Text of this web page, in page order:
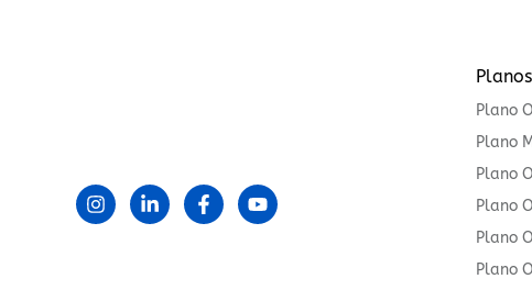
Planos
Plano
Plano
Plano
Plano
Plano
Plano